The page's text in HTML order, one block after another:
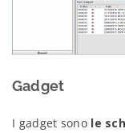
Gadget
I gadget sonole